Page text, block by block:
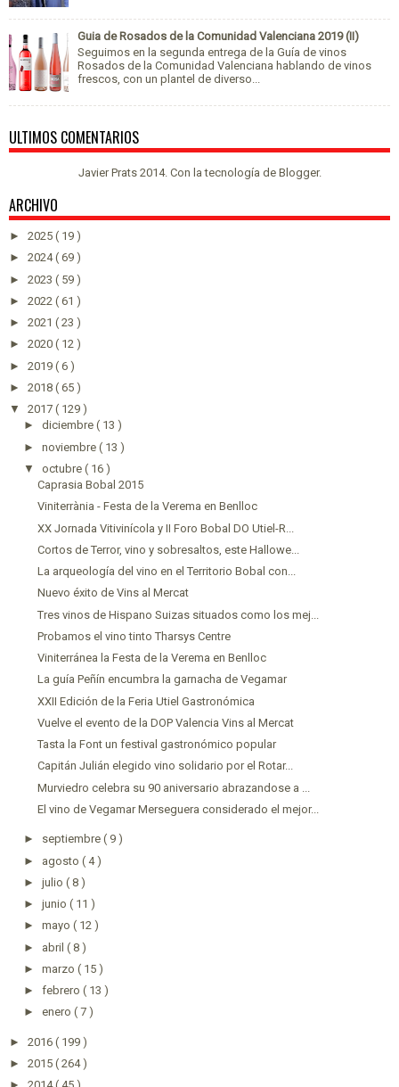
Guia de Rosados de la Comunidad Valenciana 2019 (II)
Seguimos en la segunda entrega de la Guía de vinos
Rosados de la Comunidad Valenciana hablando de vinos
frescos, con un plantel de diverso...
ULTIMOS COMENTARIOS
Javier Prats 2014. Con la tecnología de Blogger.
ARCHIVO
► 2025 ( 19 )
► 2024( 69 )
► 2023 ( 59 )
► 2022 ( 61 )
► 2021 ( 23 )
► 2020 ( 12 )
► 2019 ( 6 )
► 2018 ( 65 )
▼ 2017 ( 129 )
► diciembre ( 13 )
► noviembre ( 13 )
▼ octubre ( 16 )
Caprasia Bobal 2015
Viniterrània - Festa de la Verema en Benlloc
XX Jornada Vitivinícola y II Foro Bobal DO Utiel-R...
Cortos de Terror, vino y sobresaltos, este Hallowe...
La arqueología del vino en el Territorio Bobal con...
Nuevo éxito de Vins al Mercat
Tres vinos de Hispano Suizas situados como los mej...
Probamos el vino tinto Tharsys Centre
Viniterránea la Festa de la Verema en Benlloc
La guía Peñín encumbra la garnacha de Vegamar
XXII Edición de la Feria Utiel Gastronómica
Vuelve el evento de la DOP Valencia Vins al Mercat
Tasta la Font un festival gastronómico popular
Capitán Julián elegido vino solidario por el Rotar...
Murviedro celebra su 90 aniversario abrazandose a ...
El vino de Vegamar Merseguera considerado el mejor...
► septiembre ( 9 )
► agosto ( 4 )
► julio ( 8 )
► junio ( 11 )
► mayo ( 12 )
► abril ( 8 )
► marzo ( 15 )
► febrero ( 13 )
► enero ( 7 )
► 2016 ( 199 )
► 2015 ( 264 )